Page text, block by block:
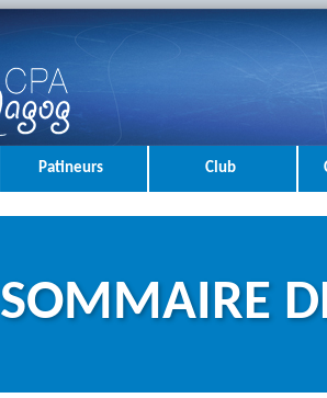
Patineurs Club
SOMMAIRE